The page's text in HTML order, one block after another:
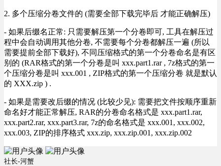
2. 多个压缩分卷文件的 (需要全部下载完毕后 才能正确解压)
- 如果后缀名正常: 只需要解压第一个分卷即可, 工具在解压过
程中会自动调用其他分卷, 不需要每个分卷都解压一遍 (所以
需要提前全部下载好), 不同压缩格式的第一个分卷命名是有区
别的 (RAR格式的第一个分卷是叫 xxx.part1.rar , 7z格式的第一
个压缩分卷是叫 xxx.001 , ZIP格式的第一个压缩分卷 就是默认
的 XXX.zip ) .
- 如果是需要改后缀的情况 (比较少见): 需要把文件按顺序重新
命名好才能正常解压, RAR的分卷命名格式是 xxx.part1.rar,
xxx.part2.rar, xxx.part3.rar, 7z的命名格式是 xxx.001, xxx.002,
xxx.003, ZIP的排序格式 xxx.zip, xxx.zip.001, xxx.zip.002
社长-河蟹